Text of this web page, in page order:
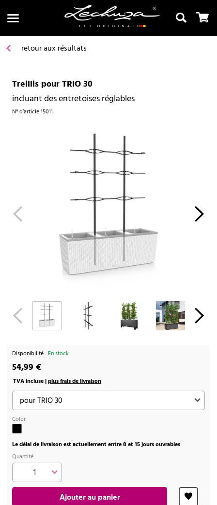
Recherche
retour aux résultats
Treillis pour TRIO 30
incluant des entretoises réglables
N° d’article15011
Disponibilité : En stock
54,99 €
TVA incluse |plus frais de livraison
Color
Le délai de livraison est actuellement entre 8 et 15 jours ouvrables
Quantité
Ajouter au panier